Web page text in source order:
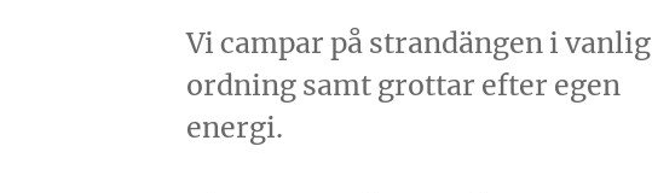
Vi campar på strandängen i vanlig
ordning samt grottar efter egen
energi.